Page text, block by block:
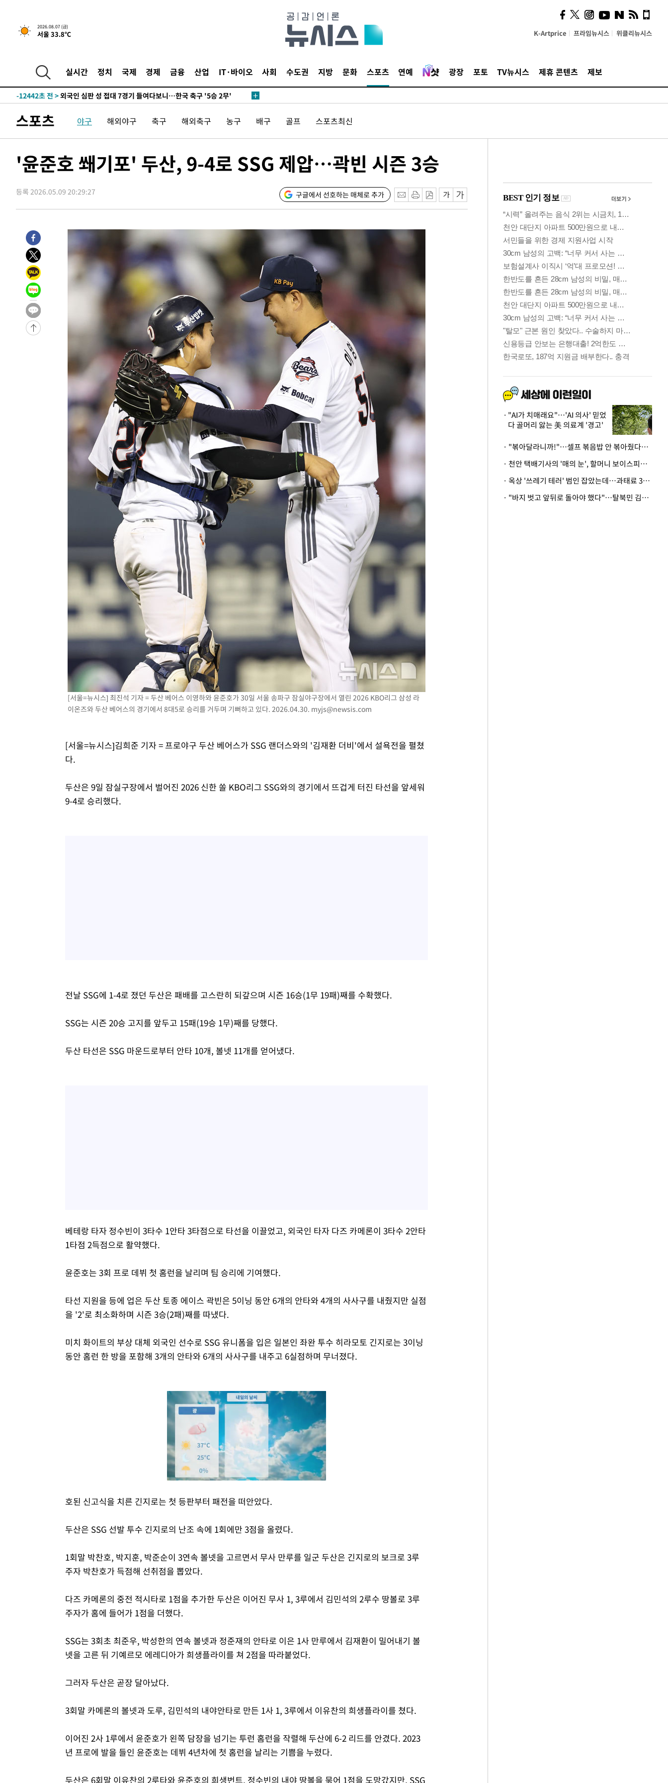
2026.08.07 (금)
서울 33.8℃ K-Artprice 프라임뉴시스 위클리뉴시스
실시간 정치 국제 경제 금융 산업 IT·바이오 사회 수도권 지방 문화 스포츠 연예 광장 포토 TV뉴시스 제휴 콘텐츠 제보
선포
-20056초 전 >[단독]중수청 지원 검사들, 정원 초과 시 낮은 계급 임용…희망지 못
-13189초 전 >
여자배구 이재영·이다영 자매, 아제르바이잔 투란VC 입단
-12442초 전 >외국인 심판 성 접대 7경기 들여다보니…한국 축구 '5승 2무'
-12176초 전 >[속보]코스닥, 2.86포인트(0.36%) 내린 798.81마감
-12129초 전 >
-12109초 전 >
[속보]원·달러 환율, 7.7원 내린 1416.1원 마감
-9088초 전 > [속보]종합특검, '계엄 수용공간 확보' 신용해 前교정본부장 기소
-7961초 전 > 외신들도 주목한 韓축구 파문…"국민적 공분에 수사 재개"
-6954초 전 >
태 후임
-3312초 전 >[속보]국힘 윤리위, '돌려차기 발언' 진종오·서범수 징계 절차 개시
1시간 전 >
[속보]'채상병 순직 책임' 임성근, 항소심도 징역 3년
-29496초 전 >
[속보]이 대통령 "부동산 공급 기존 사고방식 매달리지 말고 과감히
실천"
-28581초 전 >
이란, "오만과 '중앙 단일 루트' 합의…북쪽 인바운드·남쪽 아웃바
운드는 임시"
-20149초 전 >
"낮 기온 소폭 하락"…수도권 폭염중대경보, 폭염경보로 하향
-20113초 전 >
[속보]이 대통령, '호우피해' 안동·의성 관할 4개 면 특별재난지역
선포
-20076초 전 >
[단독]중수청 지원 검사들, 정원 초과 시 낮은 계급 임용…희망지 못
갈 수도
-18047초 전 >
낮 최고 37도 찜통더위…곳곳 소나기·강원 많은 비[내일날씨]
-16353초 전 >
SK하이닉스, 용인·청주 팹에 54조 투자…"AI 메모리 수요 선제 대
여자배구 이재영·이다영 자매, 아제르바이잔 투란VC 입단
외국인 심판 성 접대 7경기 들여다보니…한국 축구 '5승 2무'
[속보]코스닥, 2.86포인트(0.36%) 내린 798.81마감
[속보]코스피, 6200선 약보합…0.60% 내린 6258.77에 마쳐
[속보]원·달러 환율, 7.7원 내린 1416.1원 마감
[속보] 노원서 40.1도 관측…서울, 2018년 이후 첫 40도
[속보]종합특검, '계엄 수용공간 확보' 신용해 前교정본부장 기소
외신들도 주목한 韓축구 파문…"국민적 공분에 수사 재개"
11시간 압수수색에 성접대 파문까지…'쑥대밭' 된 축구협회
[속보]규제합리화위원회 부위원장에 김태유 서울대 공대 교수…이병
[속보]국힘 윤리위, '돌려차기 발언' 진종오·서범수 징계 절차 개시
[속보] 7월 중국 수출 23.9%↑ 수입 27.5%↑…무역총액 25.3%↑
[속보]'채상병 순직 책임' 임성근, 항소심도 징역 3년
스포츠 야구 해외야구 축구 해외축구 농구 배구 골프 스포츠최신
'윤준호 쐐기포' 두산, 9-4로 SSG 제압…곽빈 시즌 3승
등록 2026.05.09 20:29:27 구글에서 선호하는 매체로 추가
[서울=뉴시스] 최진석 기자 = 두산 베어스 이영하와 윤준호가 30일 서울 송파구 잠실야구장에서 열린 2026 KBO리그 삼성 라
이온즈와 두산 베어스의 경기에서 8대5로 승리를 거두며 기뻐하고 있다. 2026.04.30. myjs@newsis.com
[서울=뉴시스]김희준 기자 = 프로야구 두산 베어스가 SSG 랜더스와의 '김재환 더비'에서 설욕전을 펼쳤
다.
두산은 9일 잠실구장에서 벌어진 2026 신한 쏠 KBO리그 SSG와의 경기에서 뜨겁게 터진 타선을 앞세워
9-4로 승리했다.
전날 SSG에 1-4로 졌던 두산은 패배를 고스란히 되갚으며 시즌 16승(1무 19패)째를 수확했다.
SSG는 시즌 20승 고지를 앞두고 15패(19승 1무)째를 당했다.
두산 타선은 SSG 마운드로부터 안타 10개, 볼넷 11개를 얻어냈다.
베테랑 타자 정수빈이 3타수 1안타 3타점으로 타선을 이끌었고, 외국인 타자 다즈 카메론이 3타수 2안타
1타점 2득점으로 활약했다.
윤준호는 3회 프로 데뷔 첫 홈런을 날리며 팀 승리에 기여했다.
타선 지원을 등에 업은 두산 토종 에이스 곽빈은 5이닝 동안 6개의 안타와 4개의 사사구를 내줬지만 실점
을 '2'로 최소화하며 시즌 3승(2패)째를 따냈다.
미치 화이트의 부상 대체 외국인 선수로 SSG 유니폼을 입은 일본인 좌완 투수 히라모토 긴지로는 3이닝
동안 홈런 한 방을 포함해 3개의 안타와 6개의 사사구를 내주고 6실점하며 무너졌다.
호된 신고식을 치른 긴지로는 첫 등판부터 패전을 떠안았다.
두산은 SSG 선발 투수 긴지로의 난조 속에 1회에만 3점을 올렸다.
1회말 박찬호, 박지훈, 박준순이 3연속 볼넷을 고르면서 무사 만루를 일군 두산은 긴지로의 보크로 3루
주자 박찬호가 득점해 선취점을 뽑았다.
다즈 카메론의 중전 적시타로 1점을 추가한 두산은 이어진 무사 1, 3루에서 김민석의 2루수 땅볼로 3루
주자가 홈에 들어가 1점을 더했다.
SSG는 3회초 최준우, 박성한의 연속 볼넷과 정준재의 안타로 이은 1사 만루에서 김재환이 밀어내기 볼
넷을 고른 뒤 기예르모 에레디아가 희생플라이를 쳐 2점을 따라붙었다.
그러자 두산은 곧장 달아났다.
3회말 카메론의 볼넷과 도루, 김민석의 내야안타로 만든 1사 1, 3루에서 이유찬의 희생플라이를 쳤다.
이어진 2사 1루에서 윤준호가 왼쪽 담장을 넘기는 투런 홈런을 작렬해 두산에 6-2 리드를 안겼다. 2023
년 프로에 발을 들인 윤준호는 데뷔 4년차에 첫 홈런을 날리는 기쁨을 누렸다.
두산은 6회말 이유찬의 2루타와 윤준호의 희생번트, 정수빈의 내야 땅볼을 묶어 1점을 도망갔지만, SSG
시, 스마트폰 액세서리에
NFC 더했다
"AI가 치매래요"…'AI 의사' 믿었
다 골머리 앓는 美 의료계 '경고'
· "볶아달라니까!"…셀프 볶음밥 안 볶아줬다고 사장 폭행한 손님
· 천안 택배기사의 '매의 눈', 할머니 보이스피싱 피해 막아
· 옥상 '쓰레기 테러' 범인 잡았는데…과태료 3만원 처분에 숙박업주 허탈
· "바지 벗고 앞뒤로 돌아야 했다"…탈북민 김서아, 기쁨조 검사 수치심 회상